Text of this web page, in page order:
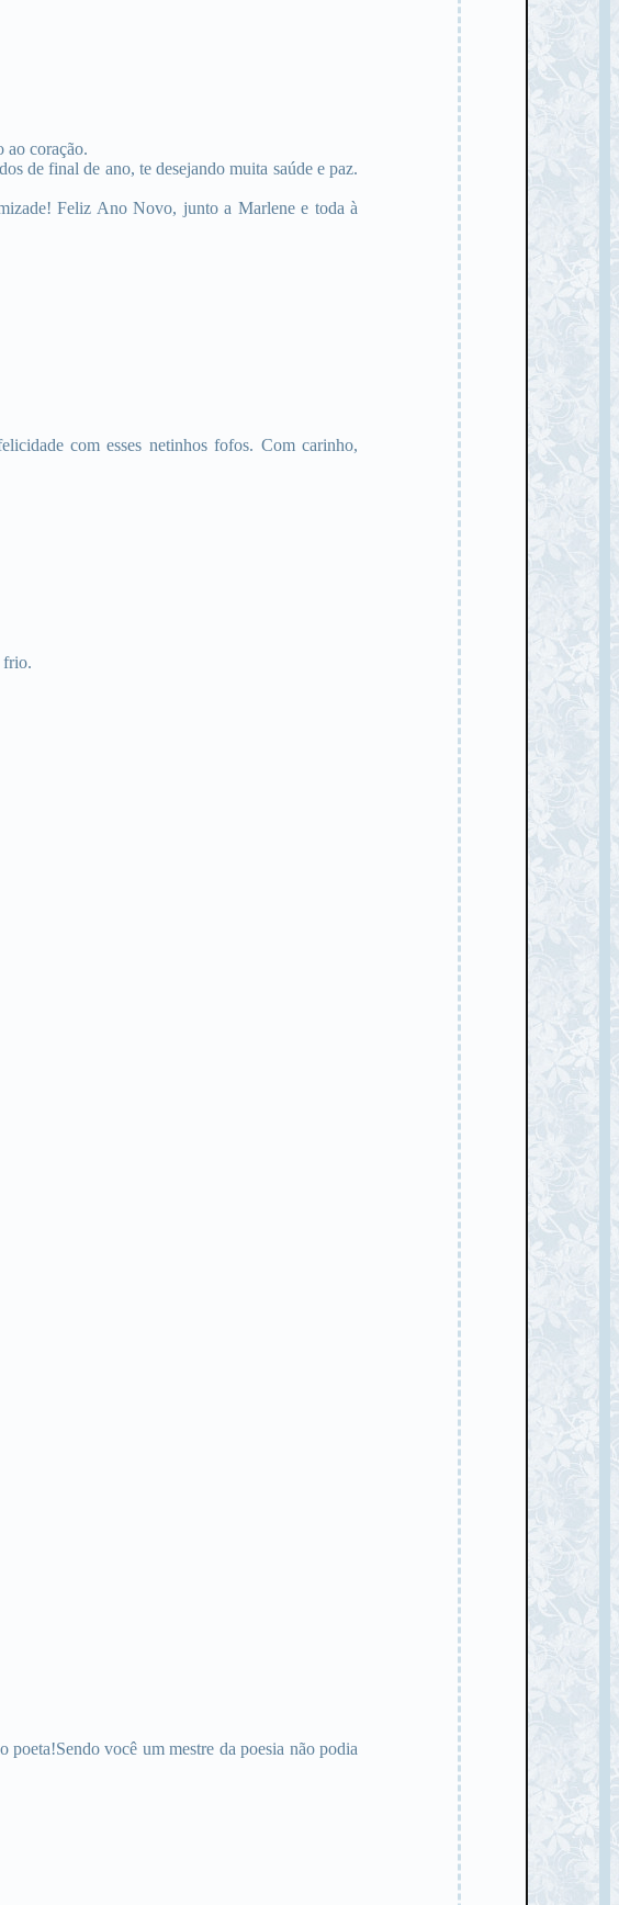
ao coração.
de final de ano, te desejando muita saúde e paz.
Feliz Ano Novo, junto a Marlene e toda à
com esses netinhos fofos. Com carinho,
frio.
você um mestre da poesia não podia